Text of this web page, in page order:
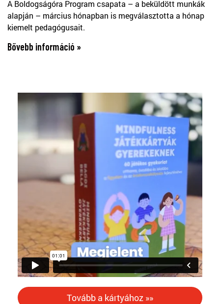
A Boldogságóra Program csapata – a beküldött munkák
alapján – március hónapban is megválasztotta a hónap
kiemelt pedagógusait.
Bővebb információ »
Tovább a kártyához »»